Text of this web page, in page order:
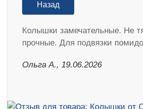
Назад
Колышки замечательные. Не
прочные. Для подвязки
Ольга А., 19.06.2026